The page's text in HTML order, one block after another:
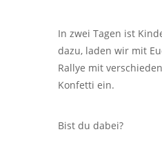
In zwei Tagen ist
dazu, laden wir mit
Rallye mit
Konfetti ein.
Bist du dabei?